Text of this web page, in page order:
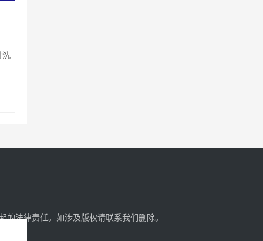
洗
的法律责任。如涉及版权请联系我们删除。